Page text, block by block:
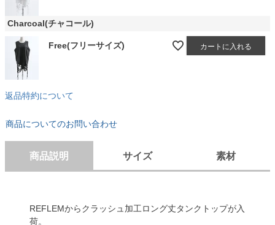
Charcoal(チャコール)
Free(フリーサイズ) カートに入れる
返品特約について
商品についてのお問い合わせ
商品説明 サイズ 素材
REFLEMからクラッシュ加工ロング丈タンクトップが入
荷。